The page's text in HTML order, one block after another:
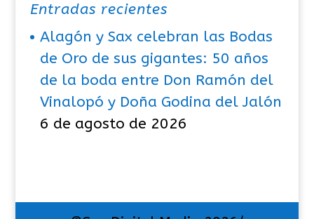
Entradas recientes
Alagón y Sax celebran las Bodas
de Oro de sus gigantes: 50 años
de la boda entre Don Ramón del
Vinalopó y Doña Godina del Jalón
6 de agosto de 2026